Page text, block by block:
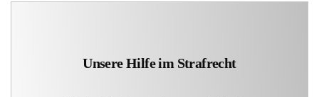
Unsere Hilfe im Strafrecht